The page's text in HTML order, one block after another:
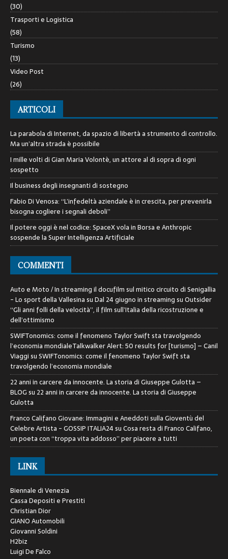
(30)
Trasporti e Logistica
(58)
Turismo
(13)
Video Post
(26)
ARTICOLI
La parabola di Internet, da spazio di libertà a strumento di controllo.
Ma un’altra strada è possibile
I mille volti di Gian Maria Volontè, un attore al di sopra di ogni
sospetto
Il business degli insegnanti di sostegno
Fabio Di Venosa: “L’infedeltà aziendale è in crescita, per prevenirla
bisogna cogliere i segnali deboli”
Il potere oggi è nel codice: SpaceX vola in Borsa e Anthropic
sospende la Super Intelligenza Artificiale
COMMENTI
Auto e Moto / In streaming il docufilm sul mitico circuito di Senigallia
- Lo sport della VallesinasuDal 24 giugno in streaming su Outsider
“Gli anni folli della velocità”, il film sull’Italia della ricostruzione e
dell’ottimismo
SWIFTonomics: come il fenomeno Taylor Swift sta travolgendo
l’economia mondialeTalkwalker Alert: 50 results for [turismo] – Canil
ViaggisuSWIFTonomics: come il fenomeno Taylor Swift sta
travolgendo l’economia mondiale
22 anni in carcere da innocente. La storia di Giuseppe Gulotta –
BLOGsu 22 anni in carcere da innocente. La storia di Giuseppe
Gulotta
Franco Califano Giovane: Immagini e Aneddoti sulla Gioventù del
Celebre Artista - GOSSIP ITALIA24suCosa resta di Franco Califano,
un poeta con “troppa vita addosso” per piacere a tutti
LINK
Biennale di Venezia
Cassa Depositi e Prestiti
Christian Dior
GIANO Automobili
Giovanni Soldini
H2biz
Luigi De Falco